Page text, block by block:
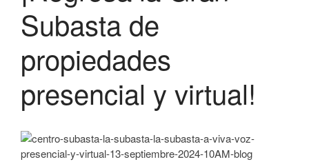
Subasta de
propiedades
presencial y virtual!